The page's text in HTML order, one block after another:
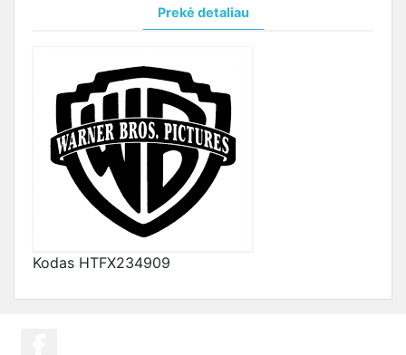
Prekė detaliau
Kodas HTFX234909